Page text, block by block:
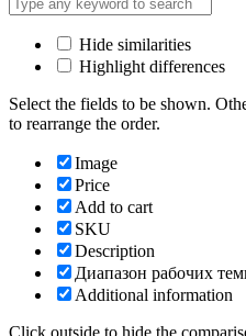
Hide similarities
Highlight differences
Select the fields to be shown.
to rearrange the order.
Image
Price
Add to cart
SKU
Description
Диапазон рабочих
Additional information
Click outside to hide the